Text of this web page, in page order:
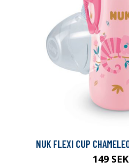
NUK FLEXI CUP
149 SEK